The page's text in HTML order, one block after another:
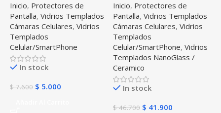
Camara para iPhone 11
Pro
Inicio, Protectores de
Pantalla, Vidrios Templados
Cámaras Celulares, Vidrios
Templados
Celular/SmartPhone
In stock
$7.600 $ 5.000
Vidrio Templado de
cámara + Cristal ceramico
protector de pantalla
Inicio, Protectores de
Pantalla, Vidrios Templados
Cámaras Celulares, Vidrios
Templados
Celular/SmartPhone, Vidrios
Templados NanoGlass /
Ceramico
In stock
$46.700 $ 41.900